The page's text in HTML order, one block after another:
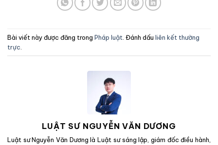
Bài viết này được đăng trong Pháp luật . Đánh dấu liên kết thường
trực
LUẬT SƯ NGUYỄN VĂN DƯƠNG
Luật sư Nguyễn Văn Dương là Luật sư sáng lập, giám đốc điều hành,